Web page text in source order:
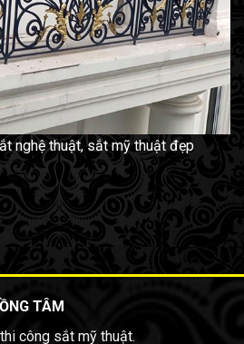
nghệ thuật, sắt mỹ thuật đẹp
TÂM
công sắt mỹ thuật.